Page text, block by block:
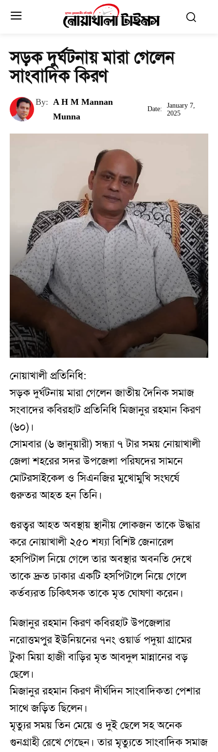
সড়ক দুর্ঘটনায় মারা গেলেন
সাংবাদিক কিরণ
By: A H M Mannan
Munna
Date:
January 7,
2025
নোয়াখালী প্রতিনিধি:
সড়ক দুর্ঘটনায় মারা গেলেন জাতীয় দৈনিক সমাজ
সংবাদের কবিরহাট প্রতিনিধি মিজানুর রহমান কিরণ
(৬০)।
সোমবার (৬ জানুয়ারী) সন্ধ্যা ৭ টার সময় নোয়াখালী
জেলা শহরের সদর উপজেলা পরিষদের সামনে
মোটরসাইকেল ও সিএনজির মুখোমুখি সংঘর্ষে
গুরুতর আহত হন তিনি।
গুরত্বর আহত অবস্থায় স্থানীয় লোকজন তাকে উদ্ধার
করে নোয়াখালী ২৫০ শয্যা বিশিষ্ট জেনারেল
হসপিটাল নিয়ে গেলে তার অবস্থার অবনতি দেখে
তাকে দ্রুত ঢাকার একটি হসপিটালে নিয়ে গেলে
কর্তব্যরত চিকিৎসক তাকে মৃত ঘোষণা করেন।
মিজানুর রহমান কিরণ কবিরহাট উপজেলার
নরোত্তমপুর ইউনিয়নের ৭নং ওয়ার্ড পদুয়া গ্রামের
টুকা মিয়া হাজী বাড়ির মৃত আবদুল মান্নানের বড়
ছেলে।
মিজানুর রহমান কিরণ দীর্ঘদিন সাংবাদিকতা পেশার
সাথে জড়িত ছিলেন।
মৃত্যুর সময় তিন মেয়ে ও দুই ছেলে সহ অনেক
গুনগ্রাহী রেখে গেছেন। তার মৃত্যুতে সাংবাদিক সমাজ